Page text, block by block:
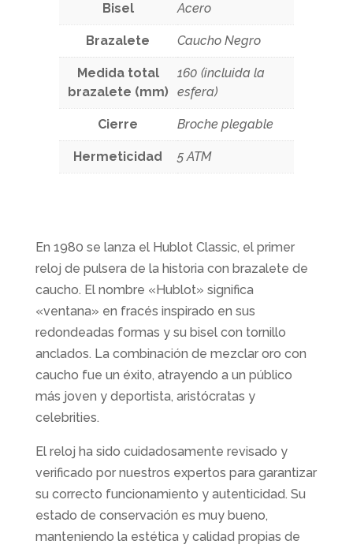
Bisel Acero
Brazalete Caucho Negro
Medida total
brazalete (mm)
160 (incluida la
esfera)
Cierre Broche plegable
Hermeticidad 5 ATM
En 1980 se lanza el Hublot Classic, el primer
reloj de pulsera de la historia con brazalete de
caucho. El nombre «Hublot» significa
«ventana» en fracés inspirado en sus
redondeadas formas y su bisel con tornillo
anclados. La combinación de mezclar oro con
caucho fue un éxito, atrayendo a un público
más joven y deportista, aristócratas y
celebrities.
El reloj ha sido cuidadosamente revisado y
verificado por nuestros expertos para garantizar
su correcto funcionamiento y autenticidad. Su
estado de conservación es muy bueno,
manteniendo la estética y calidad propias de